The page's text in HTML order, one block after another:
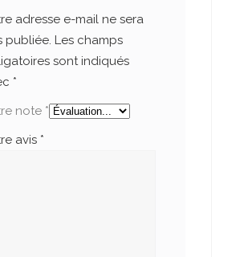
adresse e-mail ne sera
publiée. Les champs
sont indiqués
*
note *
avis *